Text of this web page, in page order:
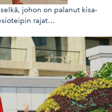
johon on palanut kisa-
rajat…